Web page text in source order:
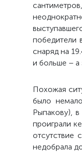
не
победители
снаряд на
и больше – а
Похожая
было
Рыпакову),
проиграли
отсутствие
недобрала